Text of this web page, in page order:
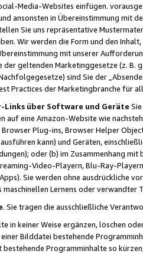
Media-Websites einfügen.
ansonsten in Übereinstimmung mit
Sie uns repräsentative
Wir werden die Form und den
mit unserer
der geltenden Marketinggesetze (z. B.
sind Sie der
Practices der Marketingbranche für
über Software und Geräte
auf eine Amazon-Website wie
Plug-ins, Browser Helper
kann) und Geräten,
oder (b) im Zusammenhang
Video-Playern, Blu-Ray-
Sie werden ohne ausdrückliche
Lernens oder
. Sie tragen die ausschließliche
in keiner Weise ergänzen, löschen
Bilddatei bestehende
Programminhalte so